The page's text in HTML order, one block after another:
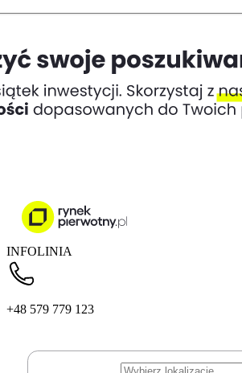
INFOLINIA
+48 579 779 123